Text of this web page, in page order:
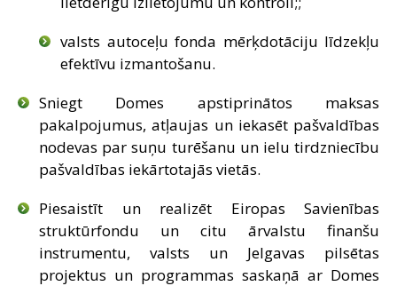
valsts autoceļu fonda mērķdotāciju līdzekļu
efektīvu izmantošanu.
Sniegt Domes apstiprinātos maksas
pakalpojumus, atļaujas un iekasēt pašvaldības
nodevas par suņu turēšanu un ielu tirdzniecību
pašvaldības iekārtotajās vietās.
Piesaistīt un realizēt Eiropas Savienības
struktūrfondu un citu ārvalstu finanšu
instrumentu, valsts un Jelgavas pilsētas
projektus un programmas saskaņā ar Domes